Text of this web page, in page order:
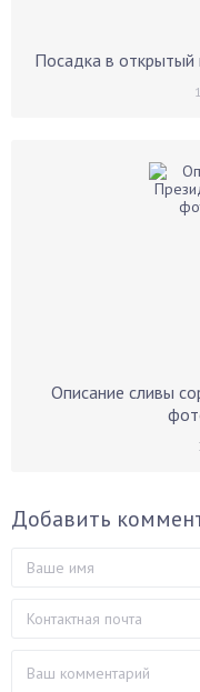
Посадка в открытый
Описание сливы
Добавить